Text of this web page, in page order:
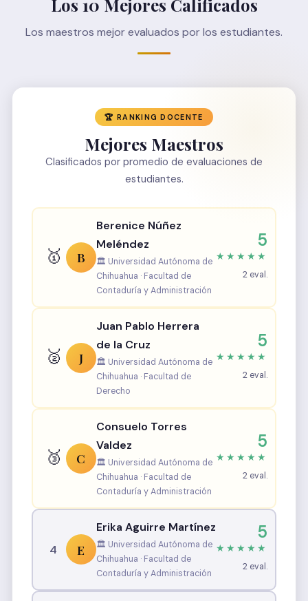
Los 10 Mejores Calificados
Los maestros mejor evaluados por los estudiantes.
🏆 RANKING DOCENTE
Mejores Maestros
Clasificados por promedio de evaluaciones de
estudiantes.
🥇 B
Berenice Núñez
Meléndez
🏛️ Universidad Autónoma de
Chihuahua · Facultad de
Contaduría y Administración
5
★★★★★
2 eval.
🥈 J
Juan Pablo Herrera
de la Cruz
🏛️ Universidad Autónoma de
Chihuahua · Facultad de
Derecho
5
★★★★★
2 eval.
🥉 C
Consuelo Torres
Valdez
🏛️ Universidad Autónoma de
Chihuahua · Facultad de
Contaduría y Administración
5
★★★★★
2 eval.
4 E
Erika Aguirre Martínez
🏛️ Universidad Autónoma de
Chihuahua · Facultad de
Contaduría y Administración
5
★★★★★
2 eval.